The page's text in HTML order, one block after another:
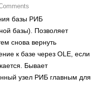
базы РИБ
базы). Позволяет
снова вернуть
к базе через OLE, если
Бывает
узел РИБ главным для